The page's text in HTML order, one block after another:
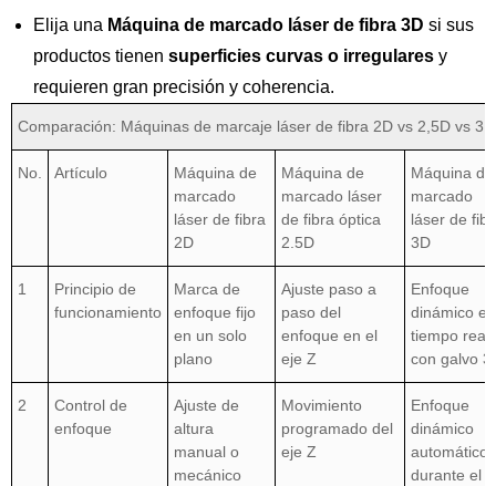
Elija una Máquina de marcado láser de fibra 3D si sus
productos tienen superficies curvas o irregulares y
requieren gran precisión y coherencia.
Comparación: Máquinas de marcaje láser de fibra 2D vs 2,5D vs 3D
No. Artículo
Máquina de
marcado
láser de fibra
2D
Máquina de
marcado láser
de fibra óptica
2.5D
Máquina de
marcado
láser de
3D
1
Principio de
funcionamiento
Marca de
enfoque fijo
en un solo
plano
Ajuste paso a
paso del
enfoque en el
eje Z
Enfoque
dinámico en
tiempo real
con galvo
2
Control de
enfoque
Ajuste de
altura
manual o
mecánico
Movimiento
programado del
eje Z
Enfoque
dinámico
automático
durante el